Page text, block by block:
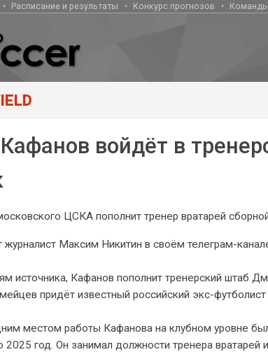
Расписание и результаты Конкурс прогнозов Команды
войдёт в
ЦСКА пополнит тренер вратарей
Максим Никитин в своём телеграм-
источника, Кафанов пополнит тренерский штаб
придёт известный российский экс-
местом работы Кафанова на клубном уровне
год. Он занимал должности тренера вратарей